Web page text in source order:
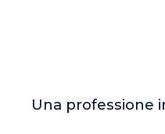
Una professione